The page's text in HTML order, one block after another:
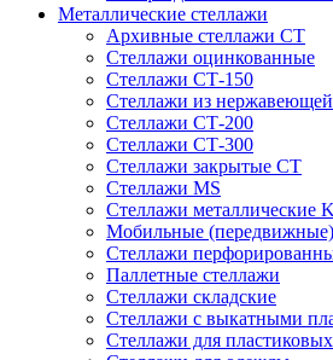
Металлические стеллажи
Архивные стеллажи СТ
Стеллажи оцинкованные
Стеллажи СТ-150
Стеллажи из нержавеющей
Стеллажи СТ-200
Стеллажи СТ-300
Стеллажи закрытые СТ
Стеллажи MS
Стеллажи металлические
Мобильные
Стеллажи
Паллетные стеллажи
Стеллажи складские
Стеллажи с выкатными
Стеллажи для